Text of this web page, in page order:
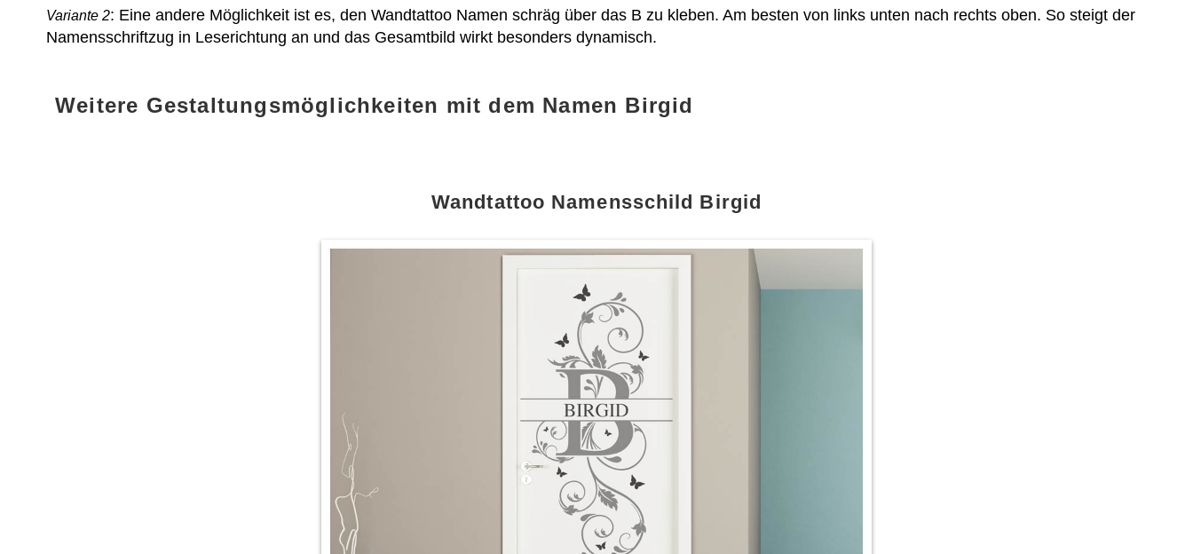
Variante 2: Eine andere Möglichkeit ist es, den Wandtattoo Namen schräg über das B zu kleben. Am besten von links unten nach rechts oben. So steigt der
Namensschriftzug in Leserichtung an und das Gesamtbild wirkt besonders dynamisch.
Weitere Gestaltungsmöglichkeiten mit dem Namen Birgid
Wandtattoo Namensschild Birgid